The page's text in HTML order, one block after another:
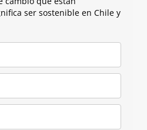
ser sostenible en Chile y